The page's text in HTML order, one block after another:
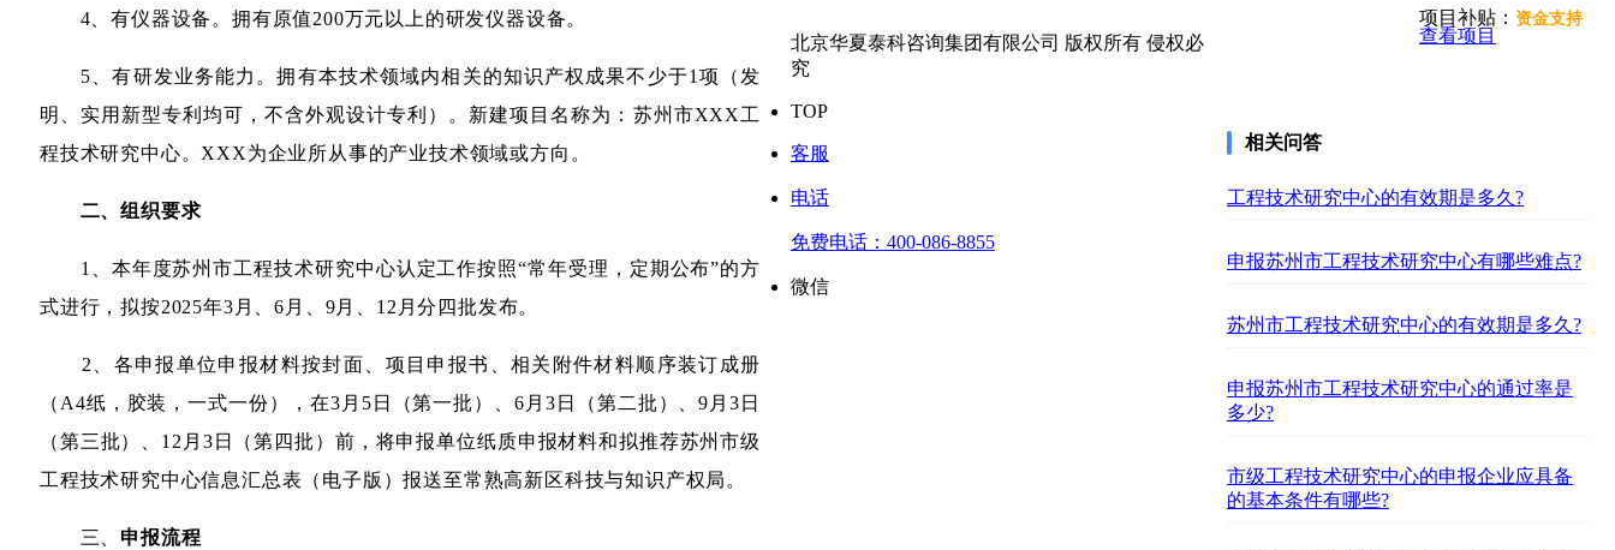
4、有仪器设备。拥有原值200万元以上的研发仪器设备。
5、有研发业务能力。拥有本技术领域内相关的知识产权成果不少于1项（发
明、实用新型专利均可，不含外观设计专利）。新建项目名称为：苏州市XXX工
程技术研究中心。XXX为企业所从事的产业技术领域或方向。
二、组织要求
1、本年度苏州市工程技术研究中心认定工作按照“常年受理，定期公布”的方
式进行，拟按2025年3月、6月、9月、12月分四批发布。
2、各申报单位申报材料按封面、项目申报书、相关附件材料顺序装订成册
（A4纸，胶装，一式一份），在3月5日（第一批）、6月3日（第二批）、9月3日
（第三批）、12月3日（第四批）前，将申报单位纸质申报材料和拟推荐苏州市级
工程技术研究中心信息汇总表（电子版）报送至常熟高新区科技与知识产权局。
三、 申报流程
项目补贴： 资金支持
查看项目
相关问答
工程技术研究中心的有效期是多久?
申报苏州市工程技术研究中心有哪些难点?
苏州市工程技术研究中心的有效期是多久?
申报苏州市工程技术研究中心的通过率是
多少?
市级工程技术研究中心的申报企业应具备
的基本条件有哪些?
北京华夏泰科咨询集团有限公司 版权所有 侵权必
究
TOP
客服
电话
免费电话： 400-086-8855
微信